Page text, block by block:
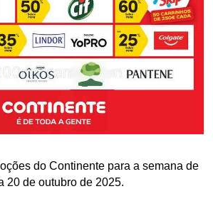
do Continente para a semana de
20 de outubro de 2025.